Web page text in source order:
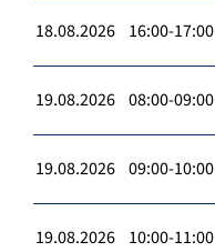
18.08.2026 16:00-17:00
19.08.2026 08:00-09:00
19.08.2026 09:00-10:00
19.08.2026 10:00-11:00